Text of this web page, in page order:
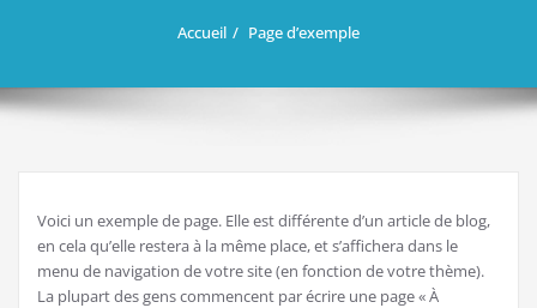
Accueil Page d’exemple
Voici un exemple de page. Elle est différente d’un article de blog,
en cela qu’elle restera à la même place, et s’affichera dans le
menu de navigation de votre site (en fonction de votre thème).
La plupart des gens commencent par écrire une page « À